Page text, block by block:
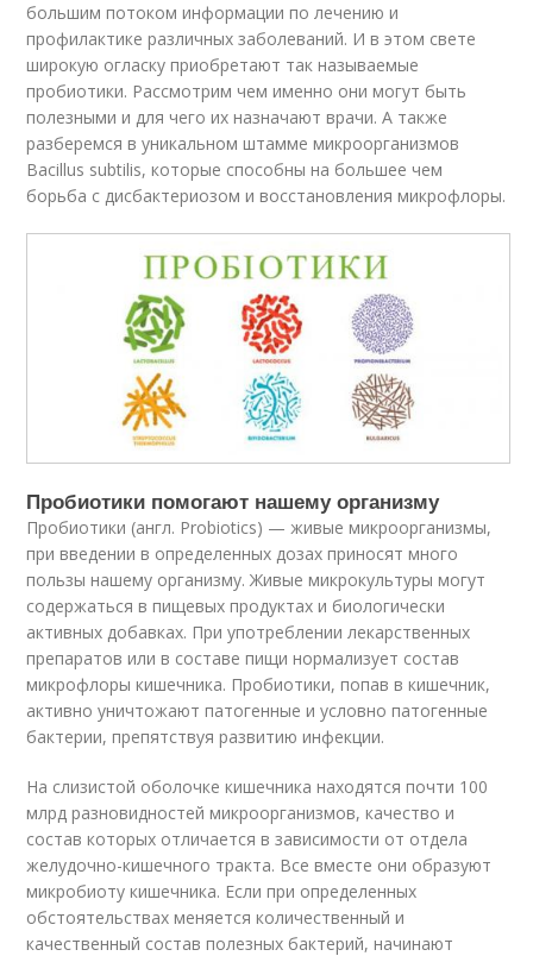
большим потоком информации по лечению и
профилактике различных заболеваний. И в этом свете
широкую огласку приобретают так называемые
пробиотики. Рассмотрим чем именно они могут быть
полезными и для чего их назначают врачи. А также
разберемся в уникальном штамме микроорганизмов
Bacillus subtilis, которые способны на большее чем
борьба с дисбактериозом и восстановления микрофлоры.
Пробиотики помогают нашему организму
Пробиотики (англ. Probiotics) — живые микроорганизмы,
при введении в определенных дозах приносят много
пользы нашему организму. Живые микрокультуры могут
содержаться в пищевых продуктах и ​​биологически
активных добавках. При употреблении лекарственных
препаратов или в составе пищи нормализует состав
микрофлоры кишечника. Пробиотики, попав в кишечник,
активно уничтожают патогенные и условно патогенные
бактерии, препятствуя развитию инфекции.
На слизистой оболочке кишечника находятся почти 100
млрд разновидностей микроорганизмов, качество и
состав которых отличается в зависимости от отдела
желудочно-кишечного тракта. Все вместе они образуют
микробиоту кишечника. Если при определенных
обстоятельствах меняется количественный и
качественный состав полезных бактерий, начинают